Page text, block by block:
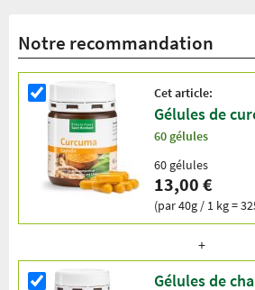
Notre recommandation
Cet article:
Gélules de
60 gélules
60 gélules
13,00 €
(par 40g / 1 kg =
Gélules de